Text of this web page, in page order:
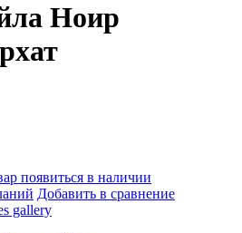
Ноир
появиться в наличии
Добавить в сравнение
gallery